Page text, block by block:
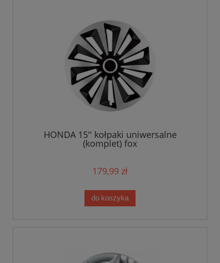
HONDA 15'' kołpaki uniwersalne
(komplet) fox
179,99 zł
do koszyka